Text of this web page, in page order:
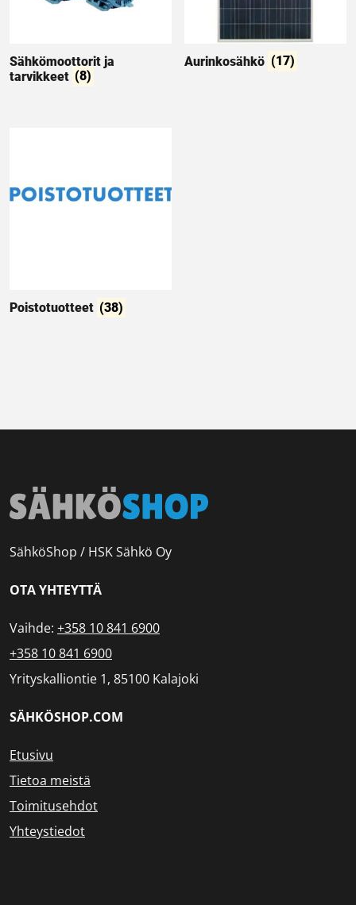
Sähkömoottorit ja
tarvikkeet (8)
Aurinkosähkö (17)
Poistotuotteet (38)
SähköShop / HSK Sähkö Oy
OTA YHTEYTTÄ
Vaihde: +358 10 841 6900
+358 10 841 6900
Yrityskalliontie 1, 85100 Kalajoki
SÄHKÖSHOP.COM
Etusivu
Tietoa meistä
Toimitusehdot
Yhteystiedot